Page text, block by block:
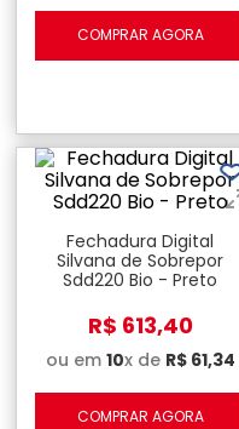
COMPRAR AGORA
Fechadura Digital
Silvana de Sobrepor
Sdd220 Bio - Preto
R$ 613,40
ou em 10x de R$ 61,34
COMPRAR AGORA